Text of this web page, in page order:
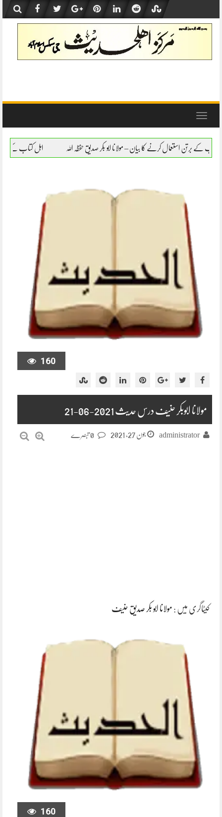
content
Toggle
– مولانا ابو بکر صدیق حفظہ اللہ اہل کتاب کے برتن استعمال کرنے کا بیان –
160
مولانا ابوبکر حنیف درس حدیث 2021-06-21
administrator جون 27, 2021
کیٹاگری میں : مولانا ابو بکر صدیق حنیف
160